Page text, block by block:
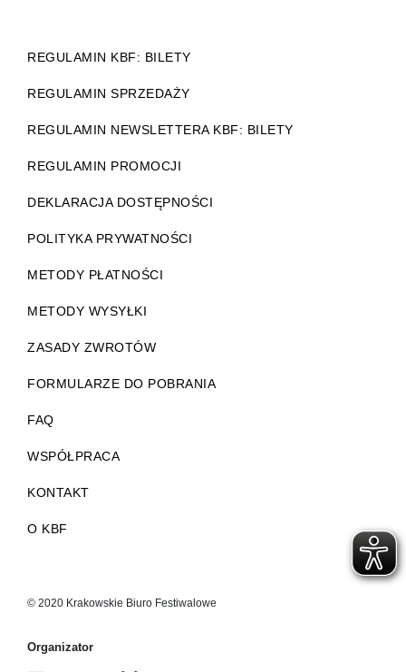
REGULAMIN KBF: BILETY
REGULAMIN SPRZEDAŻY
REGULAMIN NEWSLETTERA KBF: BILETY
REGULAMIN PROMOCJI
DEKLARACJA DOSTĘPNOŚCI
POLITYKA PRYWATNOŚCI
METODY PŁATNOŚCI
METODY WYSYŁKI
ZASADY ZWROTÓW
FORMULARZE DO POBRANIA
FAQ
WSPÓŁPRACA
KONTAKT
O KBF
© 2020 Krakowskie Biuro Festiwalowe
Organizator